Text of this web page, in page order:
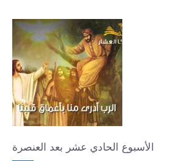
الأسبوع الحادي عشر بعد العنصرة